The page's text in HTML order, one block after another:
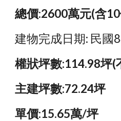
總價:2600萬元(含
建物完成日期: 民國
權狀坪數:114.98坪(
主建坪數:72.24坪
單價:15.65萬/坪